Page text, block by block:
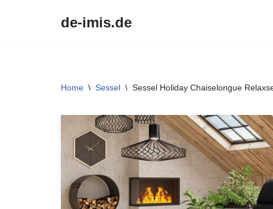
de-imis.de
Home \ Sessel \ Sessel Holiday Chaiselongue